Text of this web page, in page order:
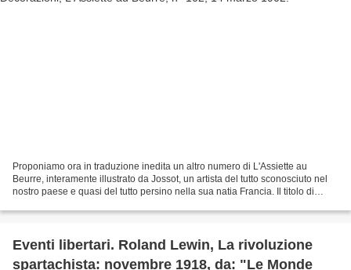
Proponiamo ora in traduzione inedita un altro numero di L'Assiette au
Beurre, interamente illustrato da Jossot, un artista del tutto sconosciuto nel
nostro paese e quasi del tutto persino nella sua natia Francia. Il titolo di
Eventi libertari. Roland Lewin, La rivoluzione
spartachista: novembre 1918, da: "Le Monde